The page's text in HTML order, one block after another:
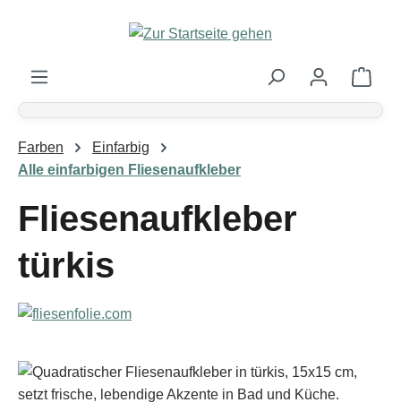
Zum Hauptinhalt springen
Farben
Einfarbig
Alle einfarbigen Fliesenaufkleber
Fliesenaufkleber
türkis
Bildergalerie überspringen